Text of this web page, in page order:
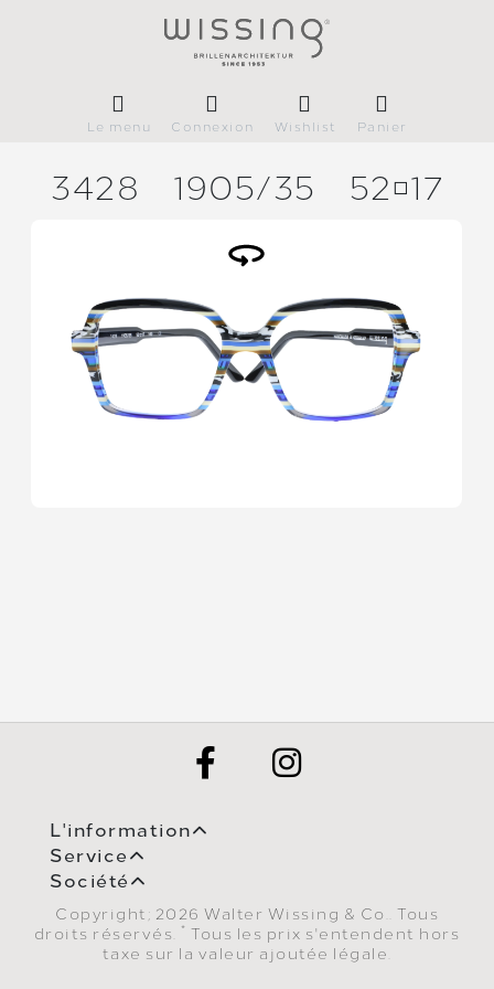
Le menu Connexion Wishlist Panier
3428 1905/35 5217
L'information
Service
Société
Copyright; 2026 Walter Wissing & Co.. Tous
droits réservés.
* Tous les prix s'entendent hors
taxe sur la valeur ajoutée légale.